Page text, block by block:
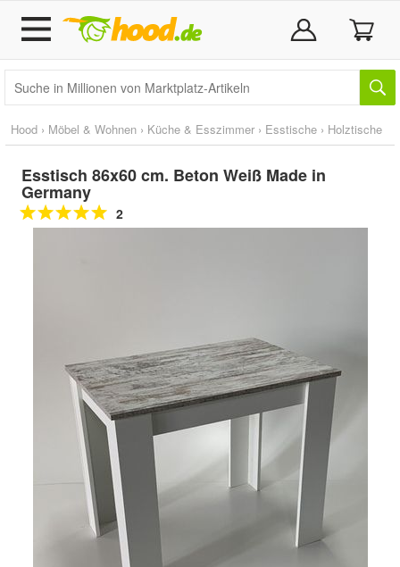
Hood › Möbel & Wohnen › Küche & Esszimmer › Esstische › Holztische
Esstisch 86x60 cm. Beton Weiß Made in
Germany
2